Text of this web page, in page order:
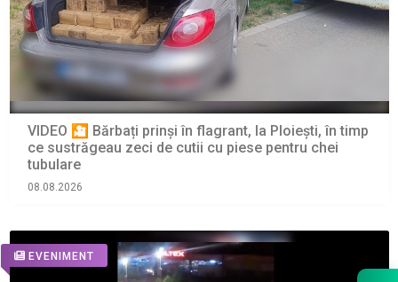
VIDEO 🎦 Bărbați prinși în flagrant, la Ploiești, în timp
ce sustrăgeau zeci de cutii cu piese pentru chei
tubulare
08.08.2026
EVENIMENT